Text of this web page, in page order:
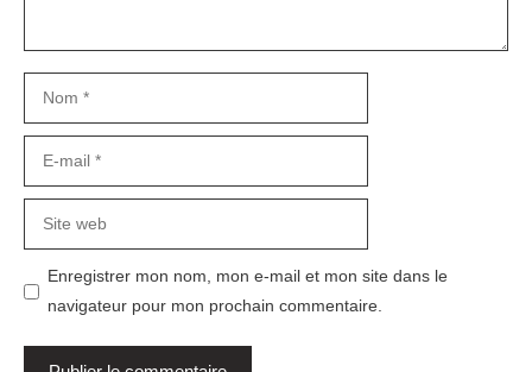
Enregistrer mon nom, mon e-mail et mon site dans le
navigateur pour mon prochain commentaire.